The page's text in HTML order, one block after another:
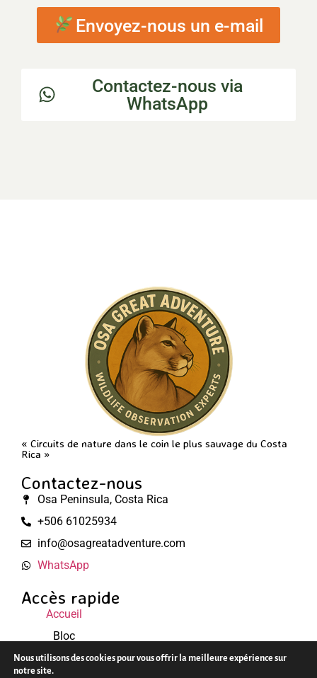
Envoyez-nous un e-mail
Contactez-nous via
WhatsApp
« Circuits de nature dans le coin le plus sauvage du Costa
Rica »
Contactez-nous
Osa Peninsula, Costa Rica
+506 61025934
info@osagreatadventure.com
WhatsApp
Accès rapide
Accueil
Bloc
Mentions légales
Nous utilisons des cookies pour vous offrir la meilleure expérience sur
notre site.